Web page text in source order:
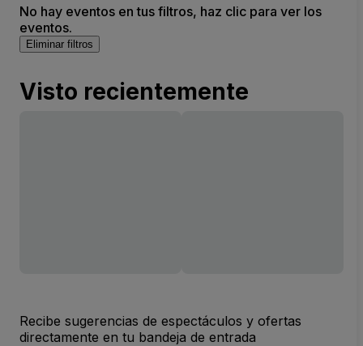
No hay eventos en tus filtros, haz clic para ver los
eventos.
Eliminar filtros
Visto recientemente
Recibe sugerencias de espectáculos y ofertas
directamente en tu bandeja de entrada